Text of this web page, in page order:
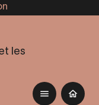
les